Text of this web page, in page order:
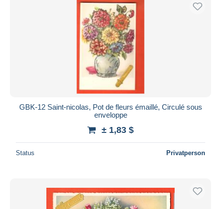
GBK-12 Saint-nicolas, Pot de fleurs émaillé, Circulé sous
enveloppe
± 1,83 $
Status Privatperson